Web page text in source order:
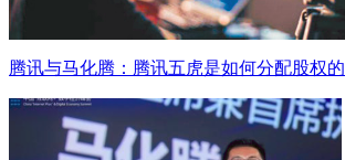
腾讯与马化腾：腾讯五虎是如何分配股权的